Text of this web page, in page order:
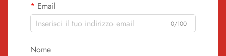
Email
0/100
Nome